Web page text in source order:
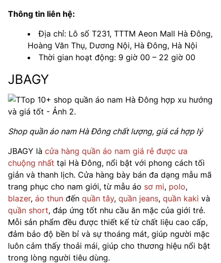
Thông tin liên hệ:
Địa chỉ: Lô số T231, TTTM Aeon Mall Hà Đông,
Hoàng Văn Thụ, Dương Nội, Hà Đông, Hà Nội
Thời gian hoạt động: 9 giờ 00 – 22 giờ 00
JBAGY
Shop quần áo nam Hà Đông chất lượng, giá cả hợp lý
JBAGY là cửa hàng quần áo nam giá rẻ được ưa
chuộng nhất tại Hà Đông, nổi bật với phong cách tối
giản và thanh lịch. Cửa hàng bày bán đa dạng mẫu mã
trang phục cho nam giới, từ mẫu áo sơ mi, polo,
blazer, áo thun đến quần tây, quần jeans, quần kaki và
quần short, đáp ứng tốt nhu cầu ăn mặc của giới trẻ.
Mỗi sản phẩm đều được thiết kế từ chất liệu cao cấp,
đảm bảo độ bền bỉ và sự thoáng mát, giúp người mặc
luôn cảm thấy thoải mái, giúp cho thương hiệu nổi bật
trong lòng người tiêu dùng.